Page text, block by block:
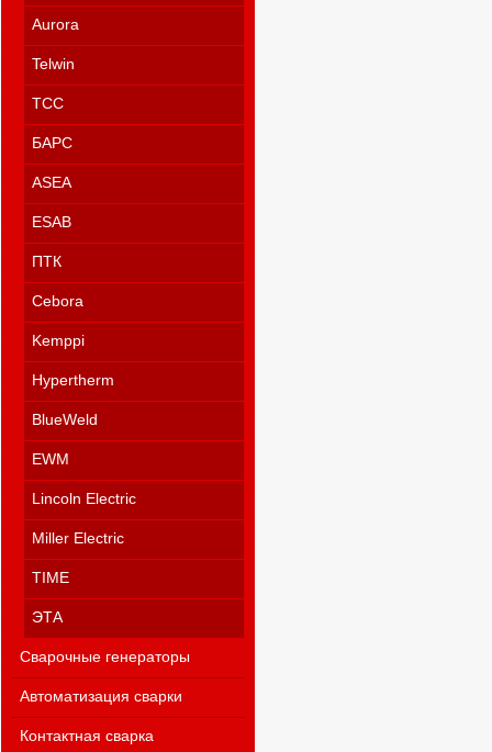
Aurora
Telwin
ТСС
БАРС
ASEA
ESAB
ПТК
Cebora
Kemppi
Hypertherm
BlueWeld
EWM
Lincoln Electric
Miller Electric
TIME
ЭТА
Сварочные генераторы
Автоматизация сварки
Контактная сварка